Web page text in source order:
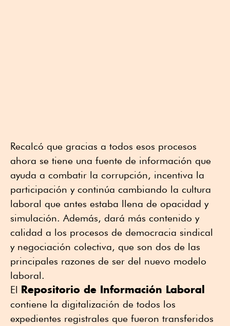
Recalcó que gracias a todos esos procesos
ahora se tiene una fuente de información que
ayuda a combatir la corrupción, incentiva la
participación y continúa cambiando la cultura
laboral que antes estaba llena de opacidad y
simulación. Además, dará más contenido y
calidad a los procesos de democracia sindical
y negociación colectiva, que son dos de las
principales razones de ser del nuevo modelo
laboral.
El Repositorio de Información Laboral
contiene la digitalización de todos los
expedientes registrales que fueron transferidos